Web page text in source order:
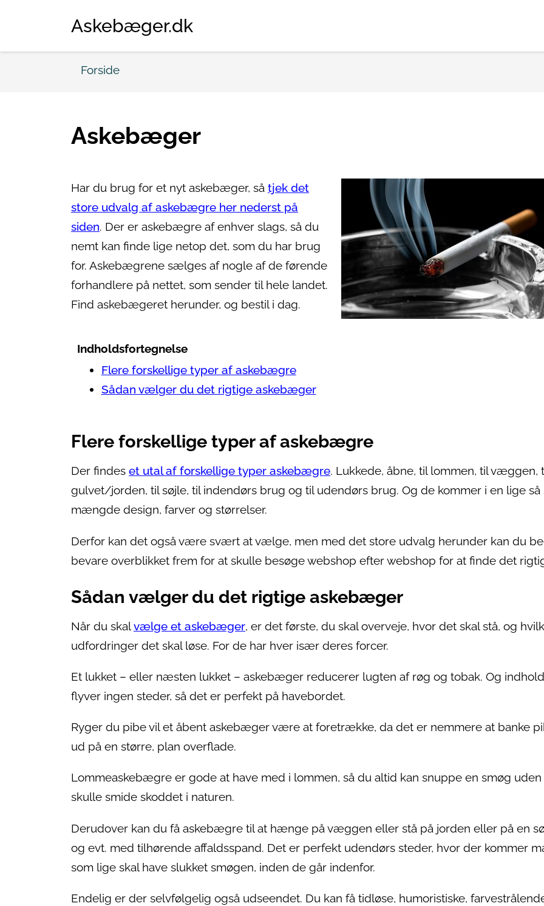
Askebæger.dk
Forside
Askebæger
Har du brug for et nyt askebæger, så tjek det
store udvalg af askebægre her nederst på
siden. Der er askebægre af enhver slags, så du
nemt kan finde lige netop det, som du har brug
for. Askebægrene sælges af nogle af de førende
forhandlere på nettet, som sender til hele landet.
Find askebægeret herunder, og bestil i dag.
Indholdsfortegnelse
Flere forskellige typer af askebægre
Sådan vælger du det rigtige askebæger
Flere forskellige typer af askebægre
Der findes et utal af forskellige typer askebægre. Lukkede, åbne, til lommen, til væggen,
gulvet/jorden, til søjle, til indendørs brug og til udendørs brug. Og de kommer i en lige så
mængde design, farver og størrelser.
Derfor kan det også være svært at vælge, men med det store udvalg herunder kan du
bevare overblikket frem for at skulle besøge webshop efter webshop for at finde det
Sådan vælger du det rigtige askebæger
Når du skalvælge et askebæger, er det første, du skal overveje, hvor det skal stå, og
udfordringer det skal løse. For de har hver især deres forcer.
Et lukket – eller næsten lukket – askebæger reducerer lugten af røg og tobak. Og
flyver ingen steder, så det er perfekt på havebordet.
Ryger du pibe vil et åbent askebæger være at foretrække, da det er nemmere at banke
ud på en større, plan overflade.
Lommeaskebægre er gode at have med i lommen, så du altid kan snuppe en smøg uden
skulle smide skoddet i naturen.
Derudover kan du få askebægre til at hænge på væggen eller stå på jorden eller på en
og evt. med tilhørende affaldsspand. Det er perfekt udendørs steder, hvor der kommer
som lige skal have slukket smøgen, inden de går indenfor.
Endelig er der selvfølgelig også udseendet. Du kan få tidløse, humoristiske,